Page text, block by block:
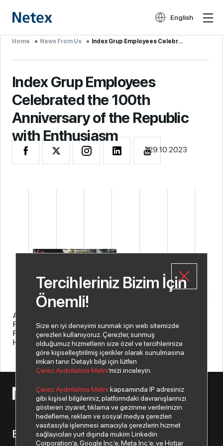
English
Home News From Us Index Grup Employees Celebrated the 100th ...
Index Grup Employees
Celebrated the 100th
Anniversary of the Republic
with Enthusiasm
29.10.2023
As Index Grup, we celebrated the 100th Anniversary of our
Republic with enthusiasm and pride!
For many more centuries, the Republic is entrusted to us.
Happy 100th Anniversary of our Republic!
© 2026 Copyright Netex A.Ş. Tüm hakları saklıdır.
Bizden haberiniz olsun.
Tercihleriniz Bizim İçin
Önemli!
Size en iyi deneyimi sunmak için web sitemizde
çerezleri kullanıyoruz. Çerezler, sunmuş
olduğumuz hizmetlerin size özel ve tercihlerinize
göre kişiselleştirilmiş içerikler olarak sunulmasına
imkan tanır. Detaylı bilgi için lütfen
Çerez Aydınlatma Metni’mizi inceleyin.
Çerez Aydınlatma Metni kapsamında IP adresiniz
gibi kişisel bilgileriniz, platformdaki davranışlarınızı
gösteren ziyaret, tıklama ve gezinme verilerinizin
hedefleme, reklam ve sosyal medya çerezleri
vasıtasıyla işlenmesi amacıyla çerezlerin hizmet
sağlayıcıları yurt dışında mukim Linkedin
Corporation’a, Google Inc.’e, Meta Inc.’e, ve Hotjar